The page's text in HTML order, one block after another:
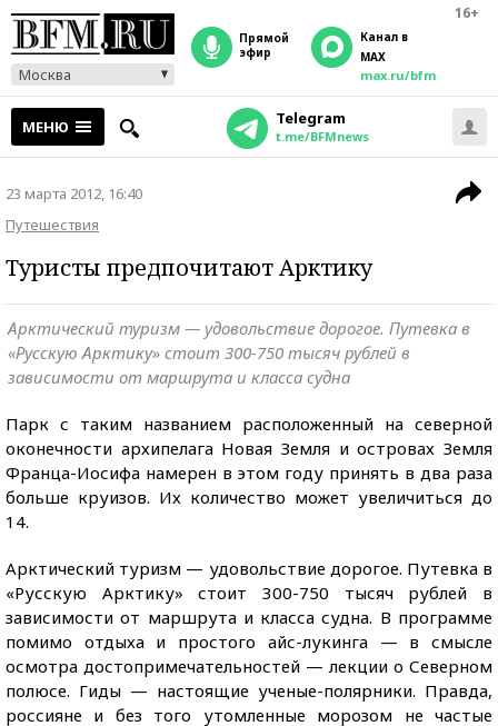
16+
Москва
прямой
эфир
Канал в
MAX
max.ru/bfm
МЕНЮ Telegram
t.me/BFMnews
23 марта 2012, 16:40
Путешествия
Туристы предпочитают Арктику
Арктический туризм — удовольствие дорогое. Путевка в
«Русскую Арктику» стоит 300-750 тысяч рублей в
зависимости от маршрута и класса судна
Парк с таким названием расположенный на северной
оконечности архипелага Новая Земля и островах Земля
Франца-Иосифа намерен в этом году принять в два раза
больше круизов. Их количество может увеличиться до
14.
Арктический туризм — удовольствие дорогое. Путевка в
«Русскую Арктику» стоит 300-750 тысяч рублей в
зависимости от маршрута и класса судна. В программе
помимо отдыха и простого айс-лукинга — в смысле
осмотра достопримечательностей — лекции о Северном
полюсе. Гиды — настоящие ученые-полярники. Правда,
россияне и без того утомленные морозом не частые